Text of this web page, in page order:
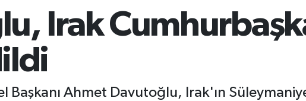
Irak
Başkanı Ahmet Davutoğlu, Irak'ın